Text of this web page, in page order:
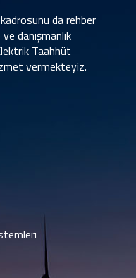
da rehber
danışmanlık
Taahhüt
vermekteyiz.